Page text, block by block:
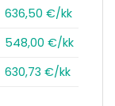
636,50 €/kk
548,00 €/kk
630,73 €/kk